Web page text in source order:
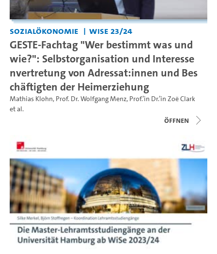
Sozialökonomie WiSe 23/24
GESTE-Fachtag "Wer bestimmt was und
wie?": Selbstorganisation und Interesse
nvertretung von Adressat:innen und Bes
chäftigten der Heimerziehung
Mathias Klohn, Prof. Dr. Wolfgang Menz, Prof.’in Dr.’in Zoë Clark
et al.
Öffnen